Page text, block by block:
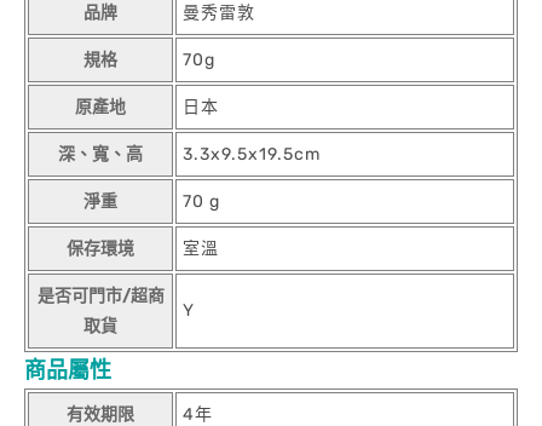
品牌 曼秀雷敦
規格 70g
原產地 日本
深、寬、高 3.3x9.5x19.5cm
淨重 70 g
保存環境 室溫
是否可門市/超商
取貨
Y
商品屬性
有效期限 4年